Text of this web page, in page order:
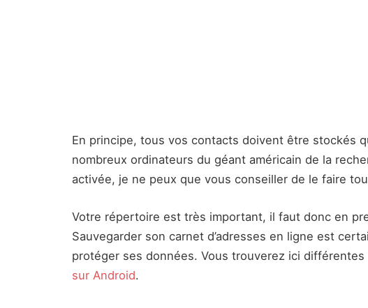
En principe, tous vos contacts doivent être stockés
nombreux ordinateurs du géant américain de la
activée, je ne peux que vous conseiller de le faire
Votre répertoire est très important, il faut donc en
Sauvegarder son carnet d’adresses en ligne est
protéger ses données. Vous trouverez ici
sur Android.